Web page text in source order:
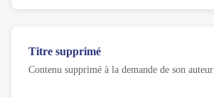
Titre supprimé
Contenu supprimé à la demande de son auteur